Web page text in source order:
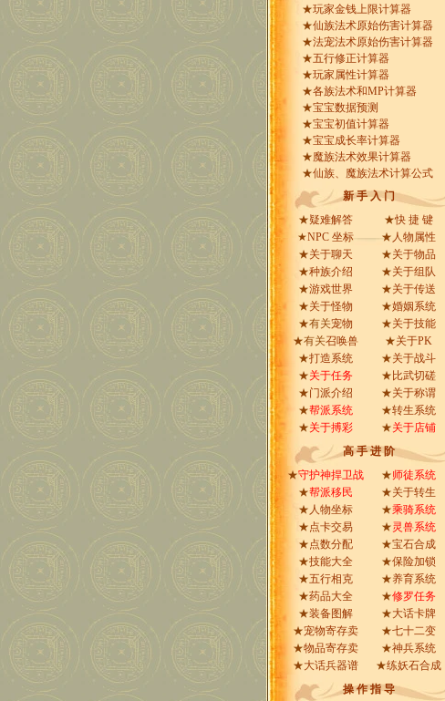
★玩家金钱上限计算器
★仙族法术原始伤害计算器
★法宠法术原始伤害计算器
★五行修正计算器
★玩家属性计算器
★各族法术和MP计算器
★宝宝数据预测
★宝宝初值计算器
★宝宝成长率计算器
★魔族法术效果计算器
★仙族、魔族法术计算公式
新 手 入 门
★疑难解答 ★快 捷 键
★NPC 坐标 ★ 人物属性
★关于聊天 ★关于物品
★种族介绍 ★关于组队
★游戏世界 ★关于传送
★关于怪物 ★婚姻系统
★有关宠物 ★关于技能
★有关召唤兽 ★关于PK
★打造系统 ★关于战斗
★关于任务 ★ 比武切磋
★门派介绍 ★关于称谓
★帮派系统 ★转生系统
★关于搏彩 ★关于店铺
高 手 进 阶
★守护神捍卫战 ★师徒系统
★帮派移民 ★关于转生
★ 人物坐标 ★乘骑系统
★点卡交易 ★灵兽系统
★点数分配 ★宝石合成
★技能大全 ★保险加锁
★五行相克 ★养育系统
★药品大全 ★修罗任务
★装备图解 ★大话卡牌
★宠物寄存卖 ★七十二变
★物品寄存卖 ★神兵系统
★大话兵器谱 ★练妖石合成
操 作 指 导